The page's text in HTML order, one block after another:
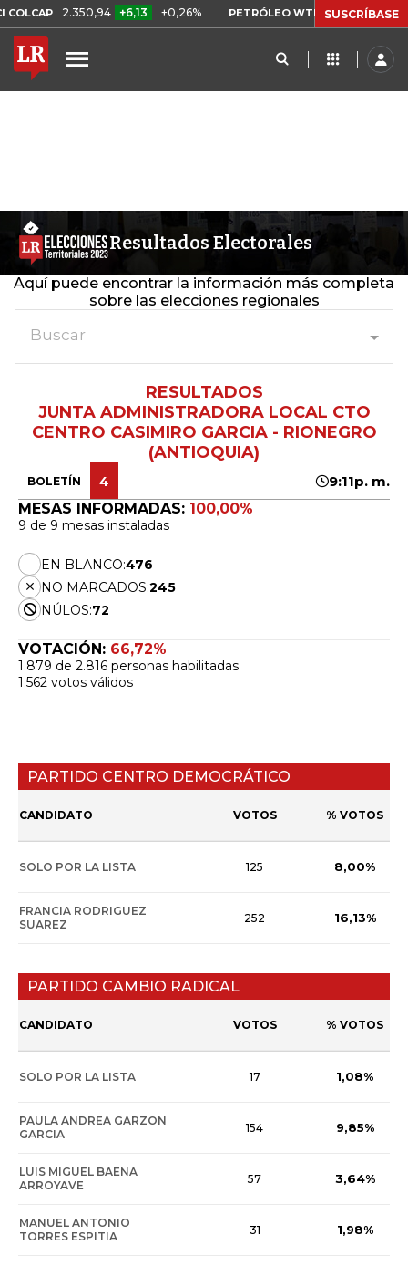
2.350,94 +6,13 +0,26% PETRÓLEO WTI US$ 78,01 US$
SUSCRÍBASE
Resultados Electorales
Aquí puede encontrar la información más completa
sobre las elecciones regionales
Buscar
RESULTADOS
JUNTA ADMINISTRADORA LOCAL CTO
CENTRO CASIMIRO GARCIA - RIONEGRO
(ANTIOQUIA)
BOLETÍN 4
9:11p. m.
MESAS INFORMADAS: 100,00%
9 de 9 mesas instaladas
EN BLANCO:476
NO MARCADOS:245
NÚLOS:72
VOTACIÓN: 66,72%
1.879 de 2.816 personas habilitadas
1.562 votos válidos
PARTIDO CENTRO DEMOCRÁTICO
CANDIDATO VOTOS % VOTOS
SOLO POR LA LISTA 125 8,00%
FRANCIA RODRIGUEZ
SUAREZ
252 16,13%
PARTIDO CAMBIO RADICAL
CANDIDATO VOTOS % VOTOS
SOLO POR LA LISTA 17 1,08%
PAULA ANDREA GARZON
GARCIA
154 9,85%
LUIS MIGUEL BAENA
ARROYAVE
57 3,64%
MANUEL ANTONIO
TORRES ESPITIA
31 1,98%